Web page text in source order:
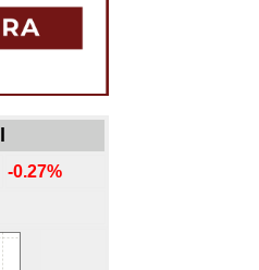
-0.27%